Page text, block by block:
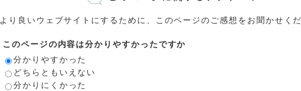
より良いウェブサイトにするために、このページのご感想をお聞かせく
このページの内容は分かりやすかったですか
分かりやすかった
どちらともいえない
分かりにくかった